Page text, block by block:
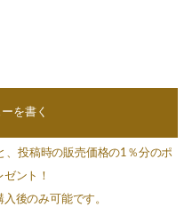
を書く
、投稿時の販売価格の1％分のポ
ント！
後のみ可能です。